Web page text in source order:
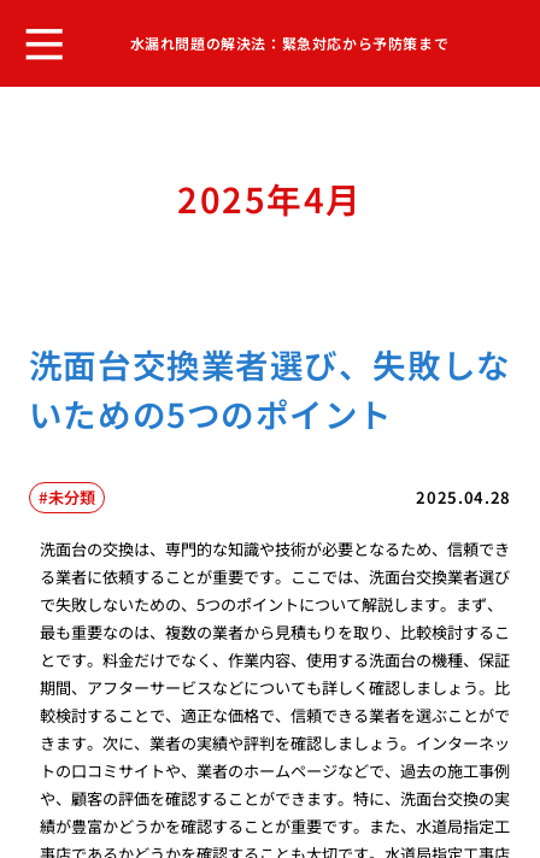
水漏れ問題の解決法：緊急対応から予防策まで
2025年4月
洗面台交換業者選び、失敗しな
いための5つのポイント
2025.04.28
未分類
洗面台の交換は、専門的な知識や技術が必要となるため、信頼でき
る業者に依頼することが重要です。ここでは、洗面台交換業者選び
で失敗しないための、5つのポイントについて解説します。まず、
最も重要なのは、複数の業者から見積もりを取り、比較検討するこ
とです。料金だけでなく、作業内容、使用する洗面台の機種、保証
期間、アフターサービスなどについても詳しく確認しましょう。比
較検討することで、適正な価格で、信頼できる業者を選ぶことがで
きます。次に、業者の実績や評判を確認しましょう。インターネッ
トの口コミサイトや、業者のホームページなどで、過去の施工事例
や、顧客の評価を確認することができます。特に、洗面台交換の実
績が豊富かどうかを確認することが重要です。また、水道局指定工